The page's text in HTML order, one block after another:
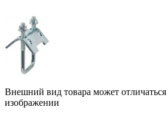
Внешний вид товара может отличаться
изображении